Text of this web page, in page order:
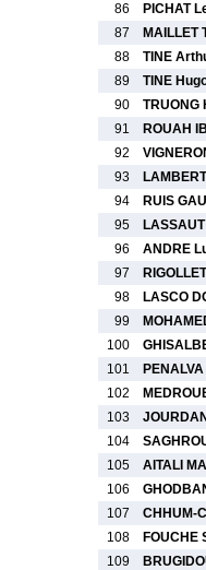
86
PICHAT
87
MAILLET
88
TINE
89
TINE
90
TRUONG
91
ROUAH
92
93
94
RUIS
95
96
ANDRE
97
98
LASCO
99
100
101
102
103
104
105
AITALI
106
107
CHHUM-
108
FOUCHE
109